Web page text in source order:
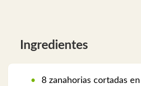
Ingredientes
8 zanahorias cortadas